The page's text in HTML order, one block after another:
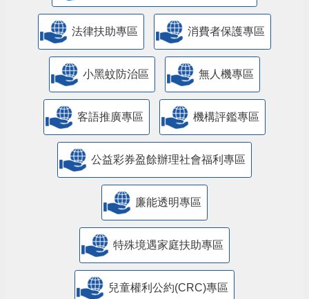
法律扶助專區 消費者保護專區
小黑蚊防治區 無人機專區
客語推廣專區 機構評鑑專區
公益彩券盈餘辦理社會福利專區
廉能透明專區
特殊境遇家庭扶助專區
兒童權利公約(CRC)專區